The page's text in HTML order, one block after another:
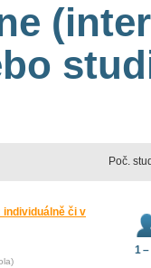
Poč.
individuálně či v
1